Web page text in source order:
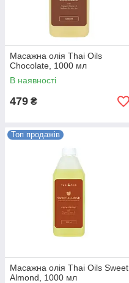
Масажна олія Thai Oils
Chocolate, 1000 мл
В наявності
479 ₴
Топ продажів
Масажна олія Thai Oils Sweet
Almond, 1000 мл